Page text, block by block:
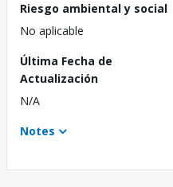
Riesgo ambiental y social
No aplicable
Última Fecha de
Actualización
N/A
Notes